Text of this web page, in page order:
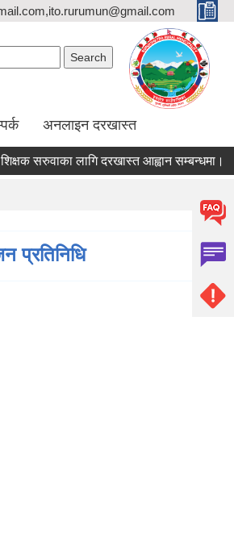
अनलाइन दरखास्त
लागि दरखास्त आह्वान सम्बन्धमा।
प्रतिनिधि